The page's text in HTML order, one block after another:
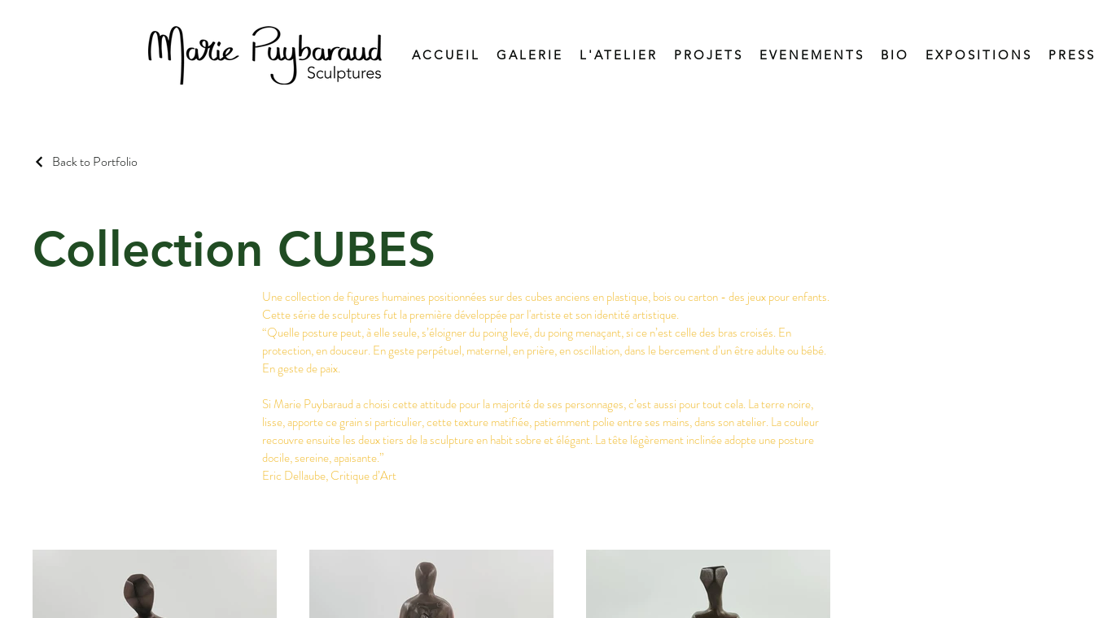
ACCUEIL GALERIE L'ATELIER PROJETS EVENEMENTS BIO EXPOSITIONS
Back to Portfolio
Collection CUBES
Une collection de figures humaines positionnées sur des cubes anciens en plastique, bois ou carton - des jeux pour enfants.
Cette série de sculptures fut la première développée par l'artiste et son identité artistique.
“Quelle posture peut, à elle seule, s’éloigner du poing levé, du poing menaçant, si ce n’est celle des bras croisés. En
protection, en douceur. En geste perpétuel, maternel, en prière, en oscillation, dans le bercement d’un être adulte ou bébé.
En geste de paix.
Si Marie Puybaraud a choisi cette attitude pour la majorité de ses personnages, c’est aussi pour tout cela. La terre noire,
lisse, apporte ce grain si particulier, cette texture matifiée, patiemment polie entre ses mains, dans son atelier. La couleur
recouvre ensuite les deux tiers de la sculpture en habit sobre et élégant. La tête légèrement inclinée adopte une posture
docile, sereine, apaisante.”
Eric Dellaube, Critique d’Art